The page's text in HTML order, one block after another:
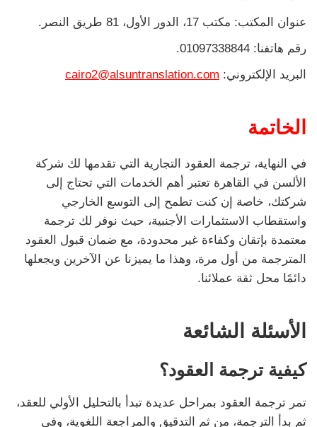
عنوان المكتب: مكتب 17، الدور الأول، 81 طريق النصر.
رقم هاتفنا: 01097338844.
البريد الإلكتروني: cairo2@alsuntranslation.com
الخاتمة
في النهاية، ترجمة العقود التجارية التي تقدمها لك شركة
الألسن في القاهرة تعتبر أهم الخدمات التي تحتاج إلى
شركتك، خاصة إن كنت تطمح إلى التوسع الخارجي
واستقطاب الاستثمارات الأجنبية، حيث نوفر لك ترجمة
معتمدة بإتقان وكفاءة غير محدودة، مع ضمان قبول العقود
المترجمة من أول مرة، وهذا ما يميزنا عن الآخرين ويجعلها
دائمًا محل ثقة عملائنا.
الأسئلة الشائعة
كيفية ترجمة العقود؟
تمر ترجمة العقود بمراحل عديدة تبدأ بالتحليل الأولي للعقد،
ثم بدأ الترجمة، من ثم التدقيق والمراجعة اللغوية، وفي